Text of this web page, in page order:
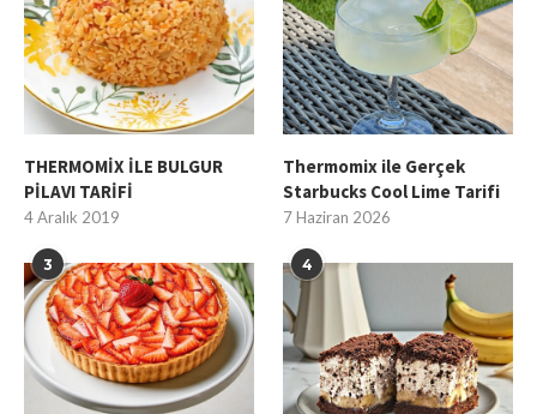
THERMOMİX İLE BULGUR
PİLAVI TARİFİ
4 Aralık 2019
Thermomix ile Gerçek
Starbucks Cool Lime Tarifi
7 Haziran 2026
3 4